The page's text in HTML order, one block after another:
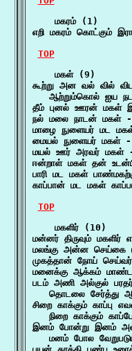
    மகரம் (1)
எறி மகரம் கொட்கும்
TOP
    மகள் (9)
கூற்று அன வல் வில்
ஆற்றும்கொல் ஐய
தீம் புனல் ஊரன் மகள்
நல் மலை நாடன் மகள்
மாழை நுளையர் மட
மையல் நுளையர் மகள்
மயல் ஊர் அரவர் மகள்
ஈன்றாள் மகள் தன்
பாரி மட மகள்
காப்பான் மட மகள்
TOP
    மகளிர் (10)
மன்னர் திருவும் மகளிர்
மலங்கு அன்ன செய்கை
முகத்தான் நோய்
மனைக்கு ஆக்கம்
படம் அணி அல்குல்
தொடலை சேர்த்து
சிறை காக்கும் காப்பு
நிறை காக்கும்
இனம் போன்று இனம்
மனம் போல